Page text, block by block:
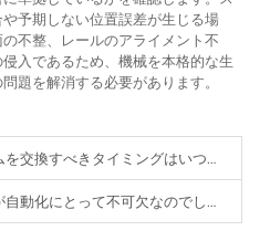
予期しない位置誤差が生じる場
不整、レールのアライメント不
入であるため、機械を本格的な生
題を解消する必要があります。
交換すべきタイミングはいつか？
化にとって不可欠なのでしょうか？